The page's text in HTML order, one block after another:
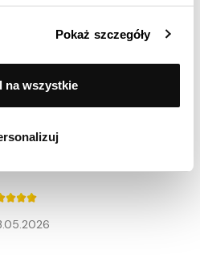
Pokaż szczegóły
na wszystkie
opinii)
0%
1.87%